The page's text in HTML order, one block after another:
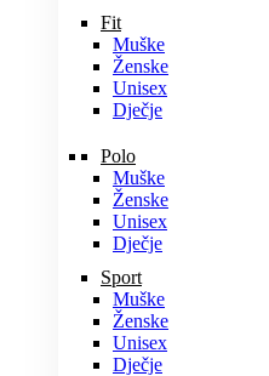
Fit
Muške
Ženske
Unisex
Dječje
Polo
Muške
Ženske
Unisex
Dječje
Sport
Muške
Ženske
Unisex
Dječje